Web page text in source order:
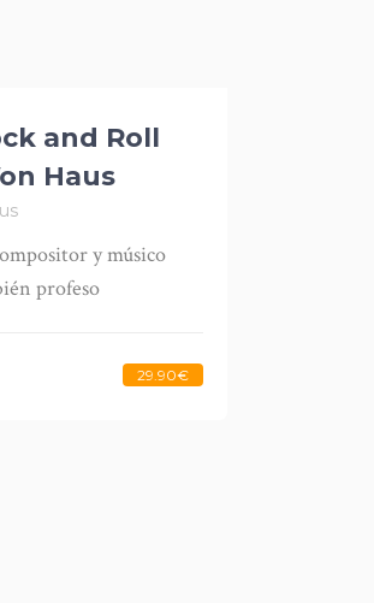
and Roll
Haus
y músico
profeso
29.90€